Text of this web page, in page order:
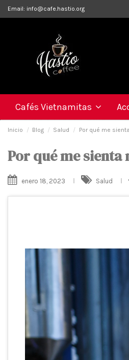
Email: info@cafe.hastio.org
Cafés Vietnamitas
Inicio Blog Salud Por qué me
Por qué me sienta
enero 18, 2023 Salud